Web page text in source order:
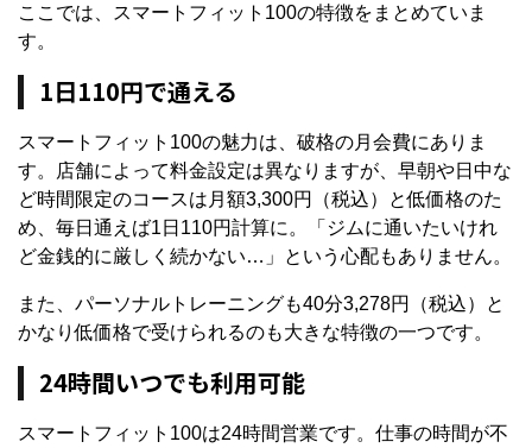
ここでは、スマートフィット100の特徴をまとめていま
す。
1日110円で通える
スマートフィット100の魅力は、破格の月会費にありま
す。店舗によって料金設定は異なりますが、早朝や日中な
ど時間限定のコースは月額3,300円（税込）と低価格のた
め、毎日通えば1日110円計算に。「ジムに通いたいけれ
ど金銭的に厳しく続かない…」という心配もありません。
また、パーソナルトレーニングも40分3,278円（税込）と
かなり低価格で受けられるのも大きな特徴の一つです。
24時間いつでも利用可能
スマートフィット100は24時間営業です。仕事の時間が不